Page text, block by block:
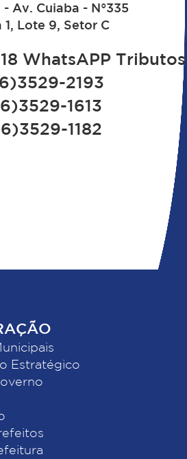
Av. Cuiaba - N°335
1, Lote 9, Setor C
WhatsAPP Tributos
2193
1613
1182
Estratégico